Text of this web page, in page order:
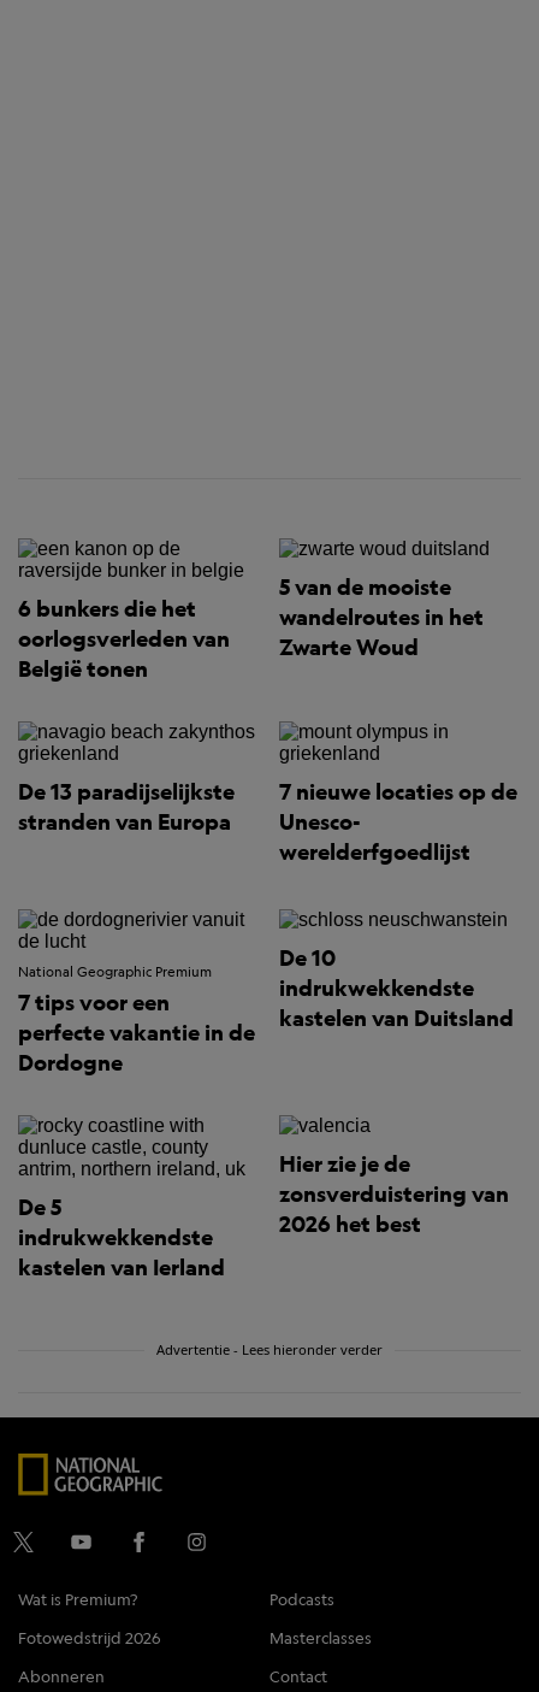
6 bunkers die het
oorlogsverleden van
België tonen
5 van de mooiste
wandelroutes in het
Zwarte Woud
De 13 paradijselijkste
stranden van Europa
7 nieuwe locaties op de
Unesco-
werelderfgoedlijst
National Geographic Premium
7 tips voor een
perfecte vakantie in de
Dordogne
De 10
indrukwekkendste
kastelen van Duitsland
De 5
indrukwekkendste
kastelen van Ierland
Hier zie je de
zonsverduistering van
2026 het best
Advertentie - Lees hieronder verder
Wat is Premium?
Podcasts
Fotowedstrijd 2026
Masterclasses
Abonneren
Contact